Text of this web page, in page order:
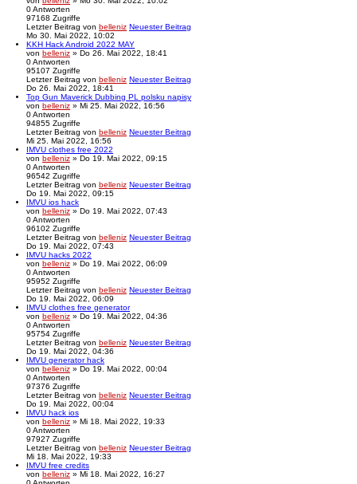
0Antworten
97168 Zugriffe
Letzter Beitrag von belleniz Neuester Beitrag
Mo 30. Mai 2022, 10:02
KKH Hack Android 2022 MAY
von belleniz » Do 26. Mai 2022, 18:41
0Antworten
95107 Zugriffe
Letzter Beitrag von belleniz Neuester Beitrag
Do 26. Mai 2022, 18:41
Top Gun Maverick Dubbing PL polsku napisy
von belleniz » Mi 25. Mai 2022, 16:56
0Antworten
94855 Zugriffe
Letzter Beitrag von belleniz Neuester Beitrag
Mi 25. Mai 2022, 16:56
IMVU clothes free 2022
von belleniz » Do 19. Mai 2022, 09:15
0Antworten
96542 Zugriffe
Letzter Beitrag von belleniz Neuester Beitrag
Do 19. Mai 2022, 09:15
IMVU ios hack
von belleniz » Do 19. Mai 2022, 07:43
0Antworten
96102 Zugriffe
Letzter Beitrag von belleniz Neuester Beitrag
Do 19. Mai 2022, 07:43
IMVU hacks 2022
von belleniz » Do 19. Mai 2022, 06:09
0Antworten
95952 Zugriffe
Letzter Beitrag von belleniz Neuester Beitrag
Do 19. Mai 2022, 06:09
IMVU clothes free generator
von belleniz » Do 19. Mai 2022, 04:36
0Antworten
95754 Zugriffe
Letzter Beitrag von belleniz Neuester Beitrag
Do 19. Mai 2022, 04:36
IMVU generator hack
von belleniz » Do 19. Mai 2022, 00:04
0Antworten
97376 Zugriffe
Letzter Beitrag von belleniz Neuester Beitrag
Do 19. Mai 2022, 00:04
IMVU hack ios
von belleniz » Mi 18. Mai 2022, 19:33
0Antworten
97927 Zugriffe
Letzter Beitrag von belleniz Neuester Beitrag
Mi 18. Mai 2022, 19:33
IMVU free credits
von belleniz » Mi 18. Mai 2022, 16:27